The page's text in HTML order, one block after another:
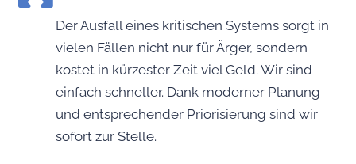
Der Ausfall eines kritischen Systems sorgt in
vielen Fällen nicht nur für Ärger, sondern
kostet in kürzester Zeit viel Geld. Wir sind
einfach schneller. Dank moderner Planung
und entsprechender Priorisierung sind wir
sofort zur Stelle.